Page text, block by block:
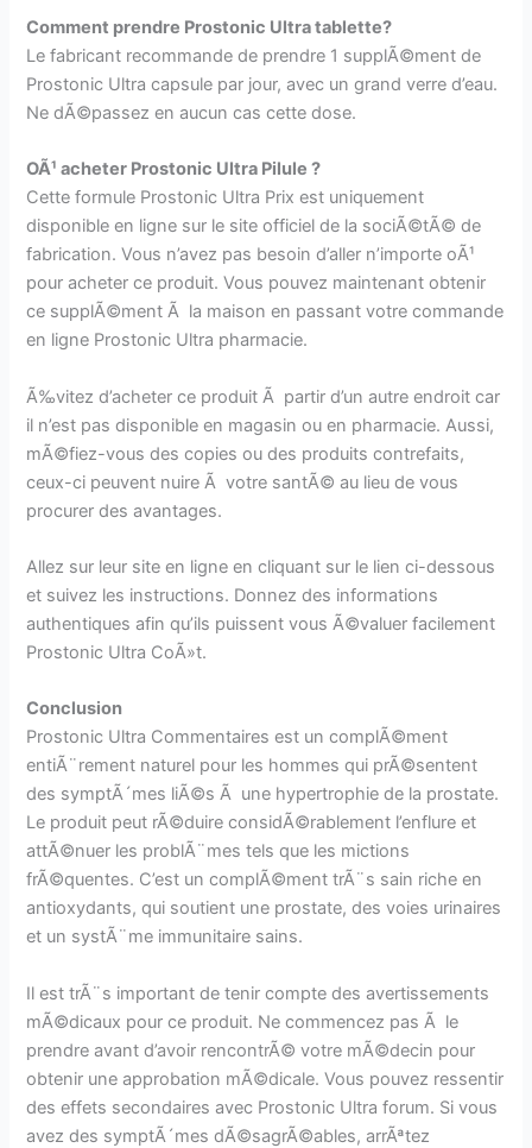
Comment prendre Prostonic Ultra tablette?
Le fabricant recommande de prendre 1 supplÃ©ment de
Prostonic Ultra capsule par jour, avec un grand verre d’eau.
Ne dÃ©passez en aucun cas cette dose.
OÃ¹ acheter Prostonic Ultra Pilule ?
Cette formule Prostonic Ultra Prix est uniquement
disponible en ligne sur le site officiel de la sociÃ©tÃ© de
fabrication. Vous n’avez pas besoin d’aller n’importe oÃ¹
pour acheter ce produit. Vous pouvez maintenant obtenir
ce supplÃ©ment Ã la maison en passant votre commande
en ligne Prostonic Ultra pharmacie.
Ã‰vitez d’acheter ce produit Ã partir d’un autre endroit car
il n’est pas disponible en magasin ou en pharmacie. Aussi,
mÃ©fiez-vous des copies ou des produits contrefaits,
ceux-ci peuvent nuire Ã votre santÃ© au lieu de vous
procurer des avantages.
Allez sur leur site en ligne en cliquant sur le lien ci-dessous
et suivez les instructions. Donnez des informations
authentiques afin qu’ils puissent vous Ã©valuer facilement
Prostonic Ultra CoÃ»t.
Conclusion
Prostonic Ultra Commentaires est un complÃ©ment
entiÃ¨rement naturel pour les hommes qui prÃ©sentent
des symptÃ´mes liÃ©s Ã une hypertrophie de la prostate.
Le produit peut rÃ©duire considÃ©rablement l’enflure et
attÃ©nuer les problÃ¨mes tels que les mictions
frÃ©quentes. C’est un complÃ©ment trÃ¨s sain riche en
antioxydants, qui soutient une prostate, des voies urinaires
et un systÃ¨me immunitaire sains.
Il est trÃ¨s important de tenir compte des avertissements
mÃ©dicaux pour ce produit. Ne commencez pas Ã le
prendre avant d’avoir rencontrÃ© votre mÃ©decin pour
obtenir une approbation mÃ©dicale. Vous pouvez ressentir
des effets secondaires avec Prostonic Ultra forum. Si vous
avez des symptÃ´mes dÃ©sagrÃ©ables, arrÃªtez